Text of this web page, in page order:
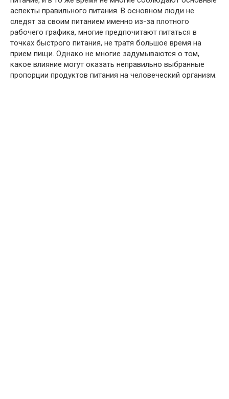
аспекты правильного питания. В основном люди не
следят за своим питанием именно из-за плотного
рабочего графика, многие предпочитают питаться в
точках быстрого питания, не тратя большое время на
прием пищи. Однако не многие задумываются о том,
какое влияние могут оказать неправильно выбранные
пропорции продуктов питания на человеческий организм.